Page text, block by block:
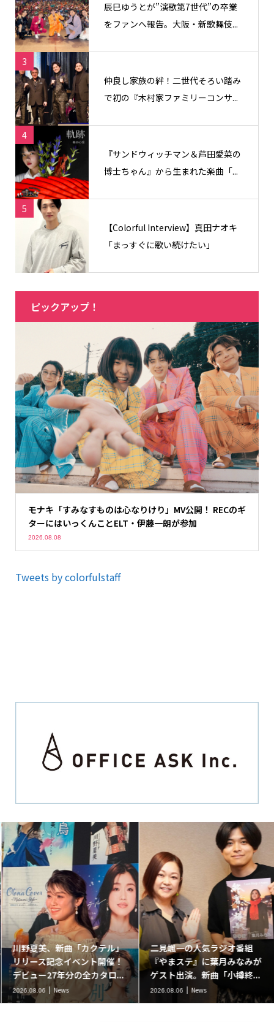
辰巳ゆうとが”演歌第7世代”の卒業
をファンへ報告。大阪・新歌舞伎...
3
仲良し家族の絆！二世代そろい踏み
で初の『木村家ファミリーコンサ...
4
『サンドウィッチマン＆芦田愛菜の
博士ちゃん』から生まれた楽曲「...
5
【Colorful Interview】真田ナオキ
「まっすぐに歌い続けたい」
ピックアップ！
モナキ「すみなすものは心なりけり」MV公開！ RECのギ
ターにはいっくんことELT・伊藤一朗が参加
2026.08.08
Tweets by colorfulstaff
川野夏美、新曲「カクテル」
リリース記念イベント開催！
デビュー27年分の全カタロ...
2026.08.06 News
二見颯一の人気ラジオ番組
『やまステ』に葉月みなみが
ゲスト出演。新曲「小樽終...
2026.08.06 News